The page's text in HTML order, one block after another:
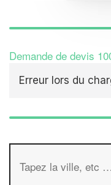
Demande de devis
Erreur lors du